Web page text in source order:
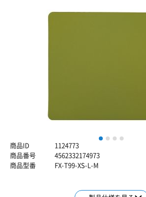
1 2 3
商品ID
1124773
商品番号
4562332174973
商品型番
FX-T99-XS-L-M